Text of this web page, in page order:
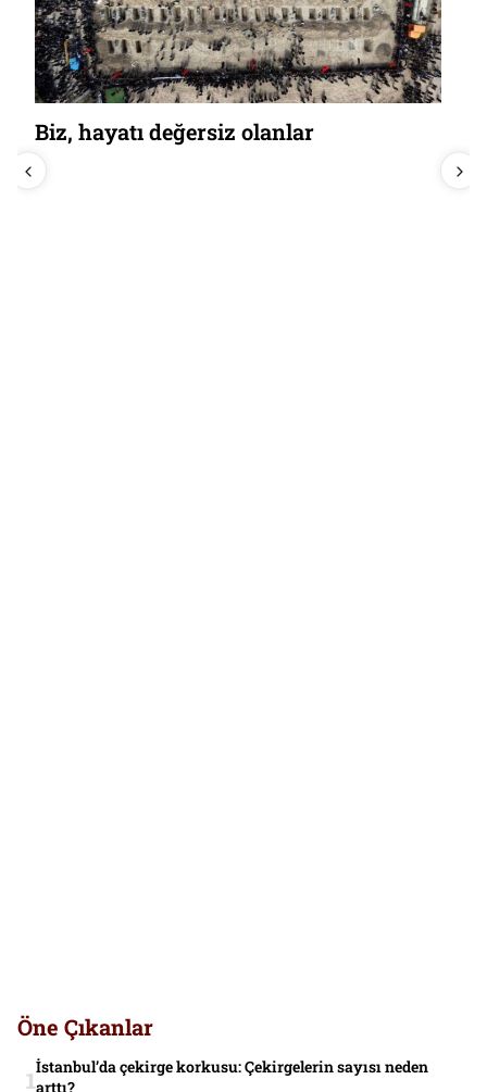
Biz, hayatı değersiz olanlar
Öne Çıkanlar
İstanbul’da çekirge korkusu: Çekirgelerin sayısı neden
arttı?